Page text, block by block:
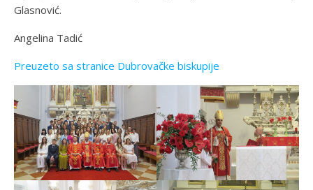
Glasnović.
Angelina Tadić
Preuzeto sa stranice Dubrovačke biskupije